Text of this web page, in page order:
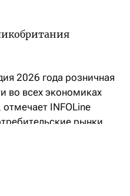
2026 года розничная
во всех экономиках
INFOLine
рынки